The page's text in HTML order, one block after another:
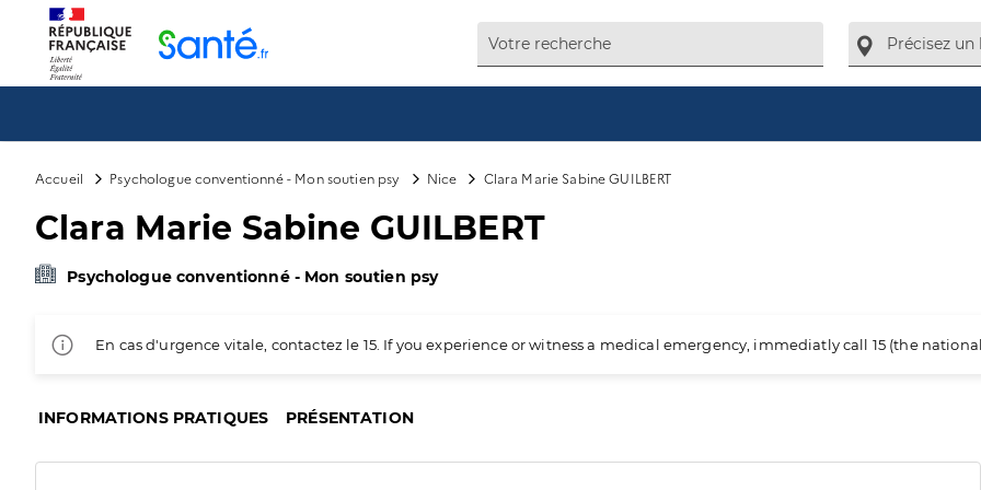
Accueil Psychologue conventionné - Mon soutien psy Nice Clara Marie Sabine GUILBERT
Clara Marie Sabine GUILBERT
Psychologue conventionné - Mon soutien psy
En cas d'urgence vitale, contactez le 15. If you experience or witness a medical emergency, immediatly call 15 (the
INFORMATIONS PRATIQUES PRÉSENTATION
Panneau de gestion des cookies